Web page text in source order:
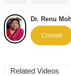
Dr. Renu
Consult
Related Videos